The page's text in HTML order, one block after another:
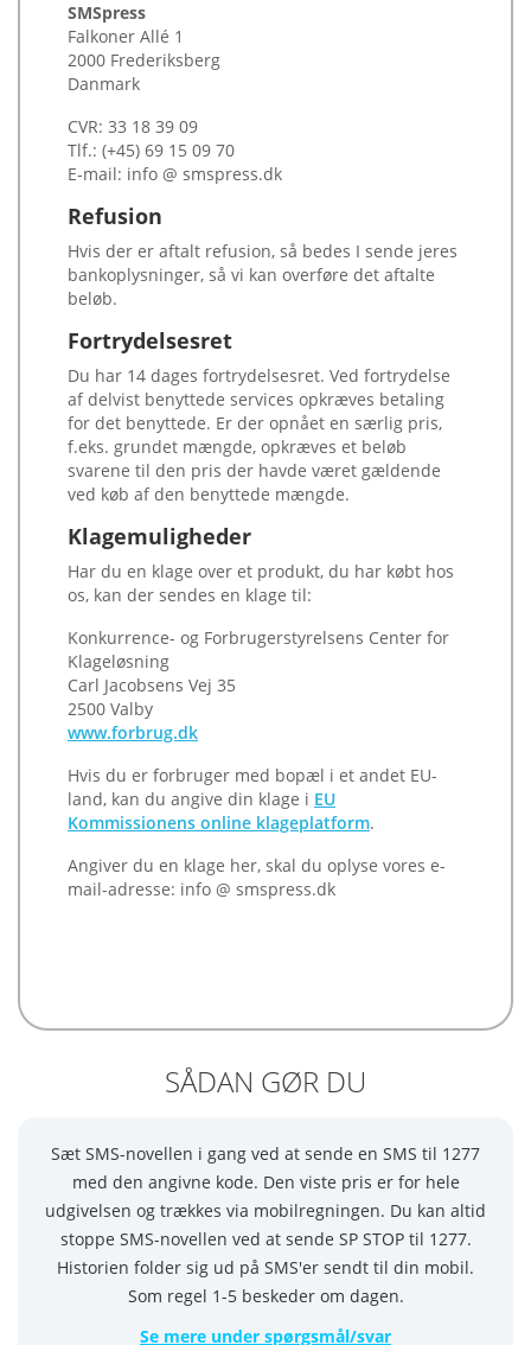
SMSpress
Falkoner Allé 1
2000 Frederiksberg
Danmark
CVR: 33 18 39 09
Tlf.: (+45) 69 15 09 70
E-mail: info @ smspress.dk
Refusion
Hvis der er aftalt refusion, så bedes I sende jeres
bankoplysninger, så vi kan overføre det aftalte
beløb.
Fortrydelsesret
Du har 14 dages fortrydelsesret. Ved fortrydelse
af delvist benyttede services opkræves betaling
for det benyttede. Er der opnået en særlig pris,
f.eks. grundet mængde, opkræves et beløb
svarene til den pris der havde været gældende
ved køb af den benyttede mængde.
Klagemuligheder
Har du en klage over et produkt, du har købt hos
os, kan der sendes en klage til:
Konkurrence- og Forbrugerstyrelsens Center for
Klageløsning
Carl Jacobsens Vej 35
2500 Valby
www.forbrug.dk
Hvis du er forbruger med bopæl i et andet EU-
land, kan du angive din klage i EU
Kommissionens online klageplatform.
Angiver du en klage her, skal du oplyse vores e-
mail-adresse: info @ smspress.dk
SÅDAN GØR DU
Sæt SMS-novellen i gang ved at sende en SMS til 1277
med den angivne kode. Den viste pris er for hele
udgivelsen og trækkes via mobilregningen. Du kan altid
stoppe SMS-novellen ved at sende SP STOP til 1277.
Historien folder sig ud på SMS'er sendt til din mobil.
Som regel 1-5 beskeder om dagen.
Se mere under spørgsmål/svar